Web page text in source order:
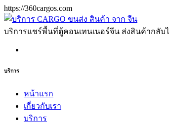
https://360cargos.com
บริการแชร์พื้นที่ตู้คอนเทนเนอร์จีน ส่งสินค้ากลับไ
บริการ
หน้าแรก
เกี่ยวกับเรา
บริการ